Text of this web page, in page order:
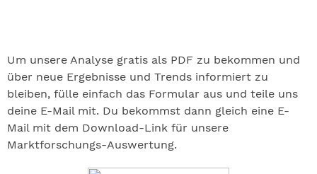
Um unsere Analyse gratis als PDF zu bekommen und
über neue Ergebnisse und Trends informiert zu
bleiben, fülle einfach das Formular aus und teile uns
deine E-Mail mit. Du bekommst dann gleich eine E-
Mail mit dem Download-Link für unsere
Marktforschungs-Auswertung.